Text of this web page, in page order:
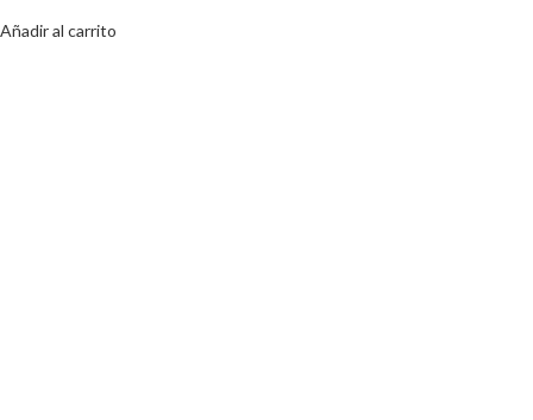
Añadir al carrito